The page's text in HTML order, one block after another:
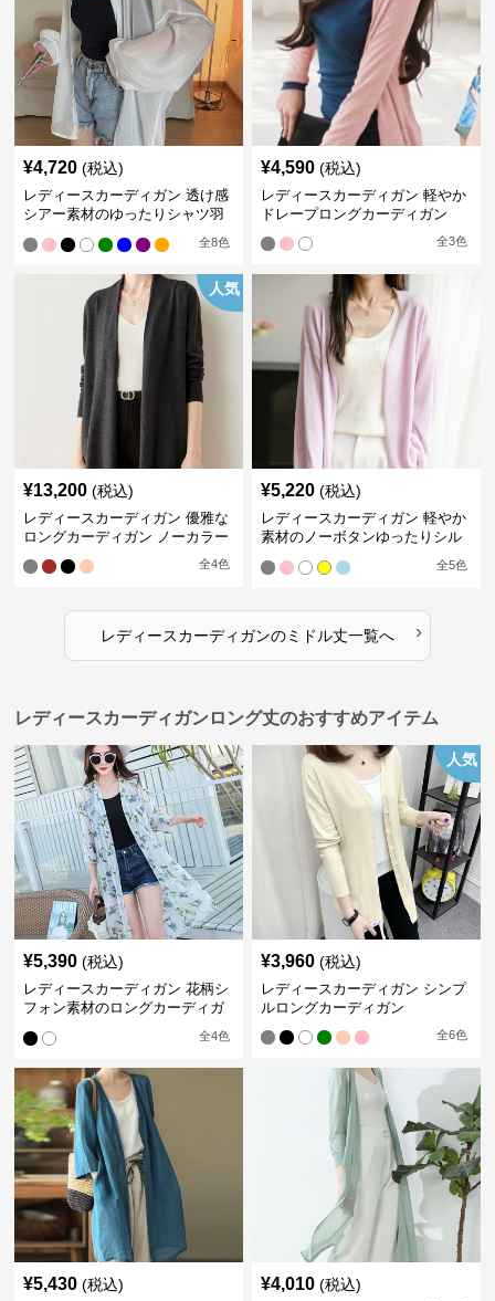
¥4,720 (税込)
レディースカーディガン 透け感
シアー素材のゆったりシャツ羽
全8色
¥4,590 (税込)
レディースカーディガン 軽やか
ドレープロングカーディガン
全3色
人気
¥13,200 (税込)
レディースカーディガン 優雅な
ロングカーディガン ノーカラー
全4色
¥5,220 (税込)
レディースカーディガン 軽やか
素材のノーボタンゆったりシル
全5色
レディースカーディガンのミドル丈一覧へ ›
レディースカーディガンロング丈のおすすめアイテム
¥5,390 (税込)
レディースカーディガン 花柄シ
フォン素材のロングカーディガ
全4色
人気
¥3,960 (税込)
レディースカーディガン シンプ
ルロングカーディガン
全6色
¥5,430 (税込) ¥4,010 (税込)